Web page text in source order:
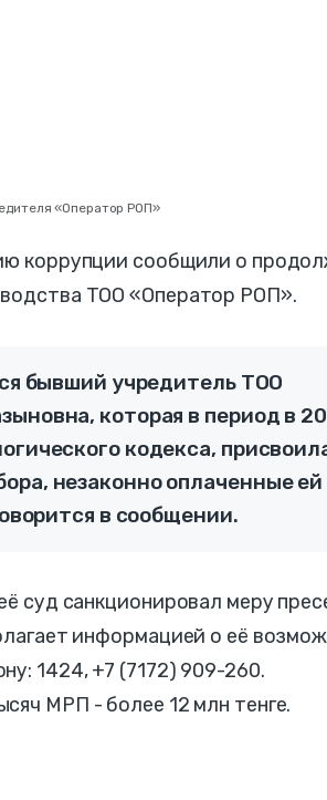
«Оператор РОП»
коррупции сообщили о
ТОО «Оператор РОП».
бывший учредитель ТОО
которая в период в
кодекса,
незаконно оплаченные ей
в сообщении.
суд санкционировал меру
информацией о её
1424, +7 (7172) 909-260.
МРП - более 12 млн тенге.